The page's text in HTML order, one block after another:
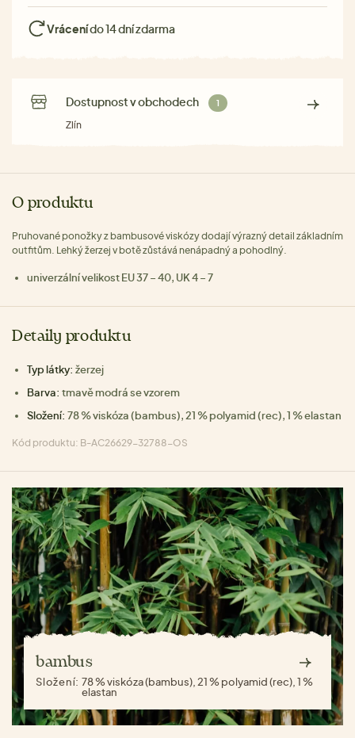
Vrácenído 14 dní zdarma
Dostupnost v obchodech 1
Zlín
O produktu
Pruhované ponožky z bambusové viskózy dodají výrazný detail základním
outfitům. Lehký žerzej v botě zůstává nenápadný a pohodlný.
univerzální velikost EU 37 – 40, UK 4 – 7
Detaily produktu
Typ látky: žerzej
Barva: tmavě modrá se vzorem
Složení: 78 % viskóza (bambus), 21 % polyamid (rec), 1 % elastan
Kód produktu: B-AC26629-32788-OS
bambus
Složení:78 % viskóza (bambus), 21 % polyamid (rec), 1 %
elastan